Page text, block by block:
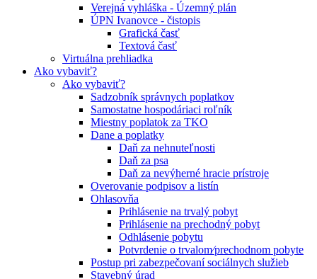
Verejná vyhláška - Územný plán
ÚPN Ivanovce - čistopis
Grafická časť
Textová časť
Virtuálna prehliadka
Ako vybaviť?
Ako vybaviť?
Sadzobník správnych poplatkov
Samostatne hospodáriaci roľník
Miestny poplatok za TKO
Dane a poplatky
Daň za nehnuteľnosti
Daň za psa
Daň za nevýherné hracie prístroje
Overovanie podpisov a listín
Ohlasovňa
Prihlásenie na trvalý pobyt
Prihlásenie na prechodný pobyt
Odhlásenie pobytu
Potvrdenie o trvalom⁄prechodnom pobyte
Postup pri zabezpečovaní sociálnych služieb
Stavebný úrad